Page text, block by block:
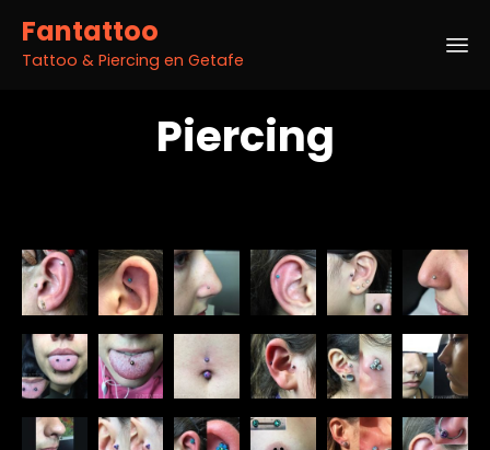
Fantattoo
Tattoo & Piercing en Getafe
Piercing